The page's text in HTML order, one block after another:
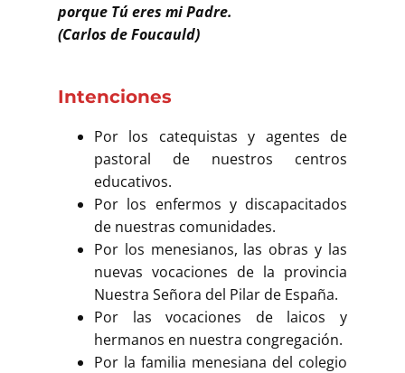
porque Tú eres mi Padre.
(Carlos de Foucauld)
Intenciones
Por los catequistas y agentes de
pastoral de nuestros centros
educativos.
Por los enfermos y discapacitados
de nuestras comunidades.
Por los menesianos, las obras y las
nuevas vocaciones de la provincia
Nuestra Señora del Pilar de España.
Por las vocaciones de laicos y
hermanos en nuestra congregación.
Por la familia menesiana del colegio